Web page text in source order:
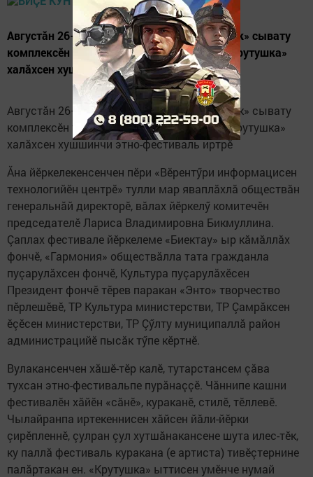
Августăн 26–28-мӗшӗсенче Хусанти «Байтик» сывату
комплексӗн территорийӗнче черетлӗ XIII «Крутушка»
халăхсен хушшинчи этно-фестиваль иртрӗ
Августăн 26–28-мӗшӗсенче Хусанти «Байтик» сывату
комплексӗн территорийӗнче черетлӗ XIII «Крутушка»
халăхсен хушшинчи этно-фестиваль иртрӗ
Ăна йӗркелекенсенчен пӗри «Вӗрентӳри информацисен
технологийӗн центрӗ» тулли мар яваплăхлă обществăн
генеральнăй директорӗ, вăлах йӗркелӳ комитечӗн
председателӗ Лариса Владимировна Бикмуллина.
Çаплах фестивале йӗркелеме «Биектау» ыр кăмăллăх
фончӗ, «Гармония» обществăлла тата гражданла
пуçарулăхсен фончӗ, Культура пуçарулăхӗсен
Президент фончӗ тӗрев паракан «Энто» творчество
пӗрлешӗвӗ, ТР Культура министерстви, ТР Çамрăксен
ӗçӗсен министерстви, ТР Çӳлту муниципаллă район
администрацийӗ пысăк тӳпе кӗртнӗ.
Вулакансенчен хăшӗ-тӗр калӗ, тутарстансем çăва
тухсан этно-фестивальпе пурăнаççӗ. Чăннипе кашни
фестивалӗн хăйӗн «сăнӗ», кураканӗ, стилӗ, тӗллевӗ.
Чылайранпа иртекеннисен хăйсен йăли-йӗрки
çирӗпленнӗ, çулран çул хутшăнакансене шута илес-тӗк,
ку паллă фестиваль куракана (е артиста) тивӗçтернине
палăртакан ен. «Крутушка» ыттисен умӗнче нумай